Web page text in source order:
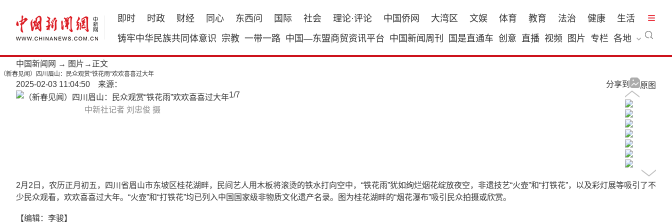
即时 时政 财经 同心 东西问 国际 社会 理论·评论 中国侨网 大湾区 文娱 体育 教育 法治 健康
生活
铸牢中华民族共同体意识 宗教 一带一路 中国—东盟商贸资讯平台 中国新闻周刊 国是直通车 创意 直播 视频 图片 专栏 各地
中国新闻网 → 图片 →正文
（新春见闻）四川眉山：民众观赏“铁花雨”欢欢喜喜过大年
2025-02-03 11:04:50 来源： 原图
分享到
中新社记者 刘忠俊 摄
1/7
2月2日，农历正月初五，四川省眉山市东坡区桂花湖畔，民间艺人用木板将滚烫的铁水打向空中，“铁花雨”犹如绚烂烟花绽放夜空，非遗技艺“火壶”和“打铁花”，以及彩灯展等吸引了不
少民众观看，欢欢喜喜过大年。“火壶”和“打铁花”均已列入中国国家级非物质文化遗产名录。图为桂花湖畔的“烟花瀑布”吸引民众拍摄或欣赏。
【编辑：李骏】